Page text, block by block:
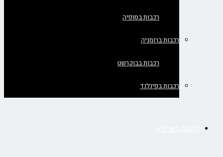
רכבות בסופיה
רכבות ברומניה
רכבות בבוקרשט
רכבות בפינלנד